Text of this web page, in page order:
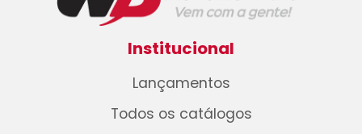
Institucional
Lançamentos
Todos os catálogos